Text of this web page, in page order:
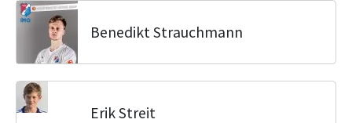
Benedikt Strauchmann
Erik Streit